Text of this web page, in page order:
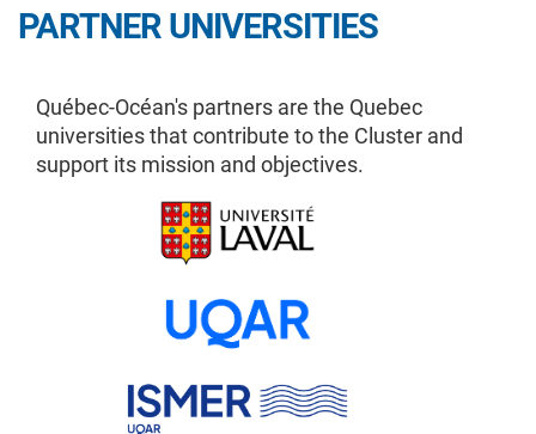
PARTNER UNIVERSITIES
Québec-Océan's partners are the Quebec
universities that contribute to the Cluster and
support its mission and objectives.